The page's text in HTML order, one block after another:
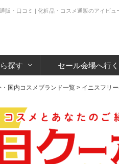
販・口コミ | 化粧品・コスメ通販のアイビュ
探す セール会場へ行く
・国内コスメブランド一覧 > イニスフリ